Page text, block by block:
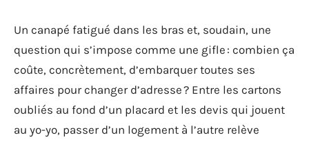
Un canapé fatigué dans les bras et, soudain, une
question qui s’impose comme une gifle : combien ça
coûte, concrètement, d’embarquer toutes ses
affaires pour changer d’adresse ? Entre les cartons
oubliés au fond d’un placard et les devis qui jouent
au yo-yo, passer d’un logement à l’autre relève